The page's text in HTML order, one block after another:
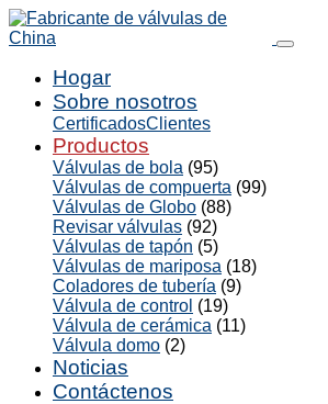
Hogar
Sobre nosotros
CertificadosClientes
Productos
Válvulas de bola (95)
Válvulas de compuerta (99)
Válvulas de Globo (88)
Revisar válvulas (92)
Válvulas de tapón (5)
Válvulas de mariposa (18)
Coladores de tubería (9)
Válvula de control (19)
Válvula de cerámica (11)
Válvula domo (2)
Noticias
Contáctenos